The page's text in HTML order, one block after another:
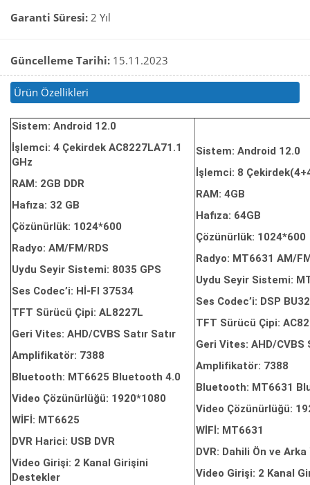
Garanti Süresi: 2 Yıl
Güncelleme Tarihi: 15.11.2023
Ürün Özellikleri
Sistem: Android 12.0
İşlemci: 4 Çekirdek AC8227LA71.1
GHz
RAM: 2GB DDR
Hafıza: 32 GB
Çözünürlük: 1024*600
Radyo: AM/FM/RDS
Uydu Seyir Sistemi: 8035 GPS
Ses Codec’i: Hİ-FI 37534
TFT Sürücü Çipi: AL8227L
Geri Vites: AHD/CVBS Satır Satır
Amplifikatör: 7388
Bluetooth: MT6625 Bluetooth 4.0
Video Çözünürlüğü: 1920*1080
WİFİ: MT6625
DVR Harici: USB DVR
Video Girişi: 2 Kanal Girişini
Destekler
Sistem: Android 12.0
İşlemci: 8
RAM: 4GB
Hafıza: 64GB
Çözünürlük: 1024*600
Radyo: MT6631 AM/
Uydu Seyir Sistemi:
Ses Codec’i: DSP
TFT Sürücü Çipi:
Geri Vites: AHD/CVBS
Amplifikatör: 7388
Bluetooth: MT6631
Video Çözünürlüğü:
WİFİ: MT6631
DVR: Dahili Ön ve
Video Girişi: 2 Kanal